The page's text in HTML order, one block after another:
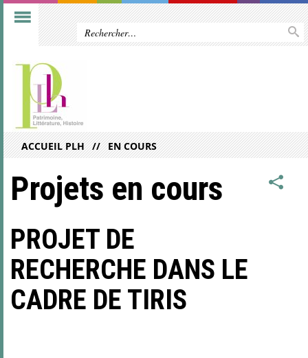
ACCUEIL PLH EN COURS
Projets en cours
PROJET DE
RECHERCHE DANS LE
CADRE DE TIRIS